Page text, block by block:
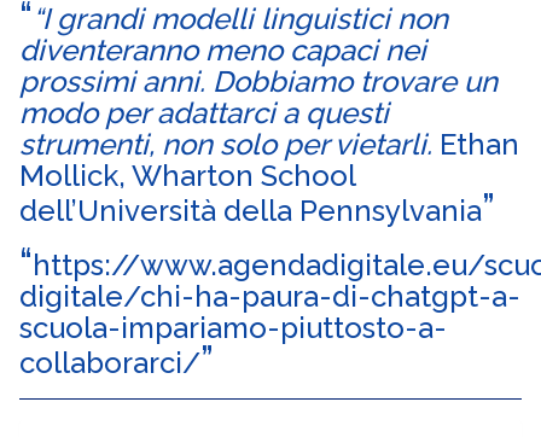
“I grandi modelli linguistici non
diventeranno meno capaci nei
prossimi anni. Dobbiamo trovare un
modo per adattarci a questi
strumenti, non solo per vietarli. Ethan
Mollick, Wharton School
dell’Università della Pennsylvania
https://www.agendadigitale.eu/
digitale/chi-ha-paura-di-chatgpt-a-
scuola-impariamo-piuttosto-a-
collaborarci/